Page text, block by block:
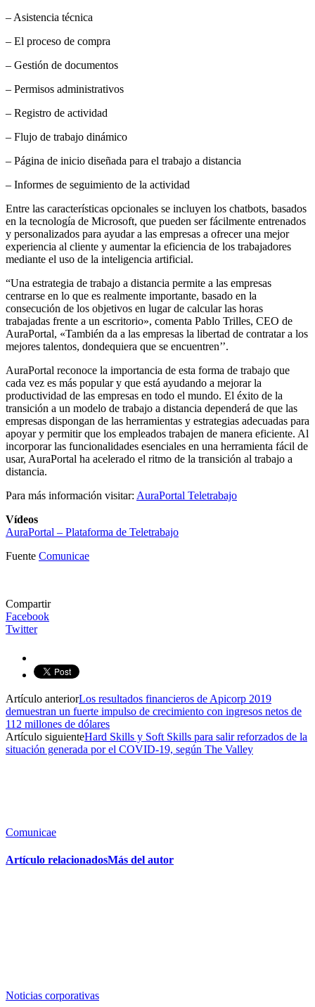
– Asistencia técnica
– El proceso de compra
– Gestión de documentos
– Permisos administrativos
– Registro de actividad
– Flujo de trabajo dinámico
– Página de inicio diseñada para el trabajo a distancia
– Informes de seguimiento de la actividad
Entre las características opcionales se incluyen los chatbots, basados
en la tecnología de Microsoft, que pueden ser fácilmente entrenados
y personalizados para ayudar a las empresas a ofrecer una mejor
experiencia al cliente y aumentar la eficiencia de los trabajadores
mediante el uso de la inteligencia artificial.
“Una estrategia de trabajo a distancia permite a las empresas
centrarse en lo que es realmente importante, basado en la
consecución de los objetivos en lugar de calcular las horas
trabajadas frente a un escritorio», comenta Pablo Trilles, CEO de
AuraPortal, «También da a las empresas la libertad de contratar a los
mejores talentos, dondequiera que se encuentren’’.
AuraPortal reconoce la importancia de esta forma de trabajo que
cada vez es más popular y que está ayudando a mejorar la
productividad de las empresas en todo el mundo. El éxito de la
transición a un modelo de trabajo a distancia dependerá de que las
empresas dispongan de las herramientas y estrategias adecuadas para
apoyar y permitir que los empleados trabajen de manera eficiente. Al
incorporar las funcionalidades esenciales en una herramienta fácil de
usar, AuraPortal ha acelerado el ritmo de la transición al trabajo a
distancia.
Para más información visitar: AuraPortal Teletrabajo
Vídeos
AuraPortal – Plataforma de Teletrabajo
Fuente Comunicae
Compartir
Facebook
Twitter
Artículo anteriorLos resultados financieros de Apicorp 2019
demuestran un fuerte impulso de crecimiento con ingresos netos de
112 millones de dólares
Artículo siguienteHard Skills y Soft Skills para salir reforzados de la
situación generada por el COVID-19, según The Valley
Comunicae
Artículo relacionadosMás del autor
Noticias corporativas